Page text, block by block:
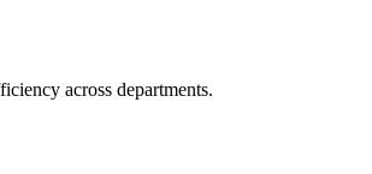
across departments.